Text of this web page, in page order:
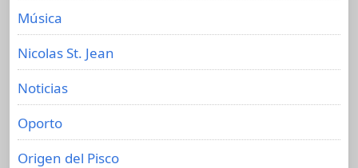
Música
Nicolas St. Jean
Noticias
Oporto
Origen del Pisco